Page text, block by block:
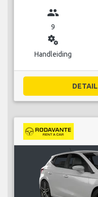
group
9
miscellaneous_services
Handleiding